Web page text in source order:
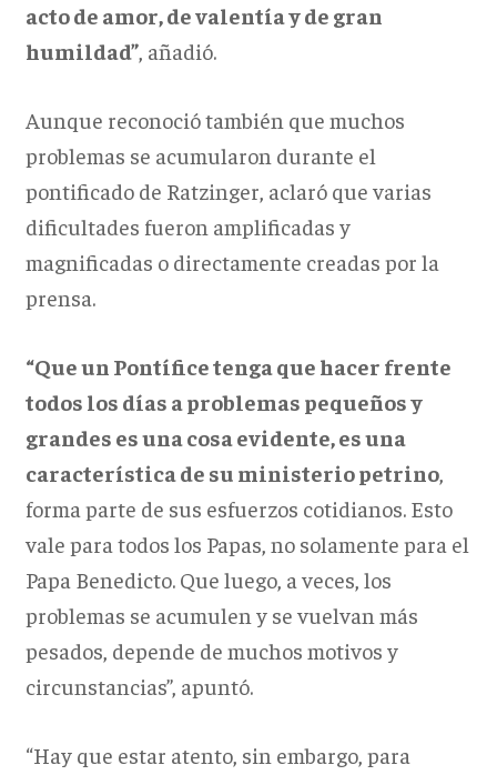
acto de amor, de valentía y de gran
humildad”, añadió.
Aunque reconoció también que muchos
problemas se acumularon durante el
pontificado de Ratzinger, aclaró que varias
dificultades fueron amplificadas y
magnificadas o directamente creadas por la
prensa.
“Que un Pontífice tenga que hacer frente
todos los días a problemas pequeños y
grandes es una cosa evidente, es una
característica de su ministerio petrino,
forma parte de sus esfuerzos cotidianos. Esto
vale para todos los Papas, no solamente para el
Papa Benedicto. Que luego, a veces, los
problemas se acumulen y se vuelvan más
pesados, depende de muchos motivos y
circunstancias”, apuntó.
“Hay que estar atento, sin embargo, para